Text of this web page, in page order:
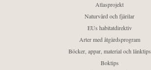
Atlasprojekt
Naturvård och fjärilar
EUs habitatdirektiv
Arter med åtgärdsprogram
Böcker, appar, material och länktips
Boktips